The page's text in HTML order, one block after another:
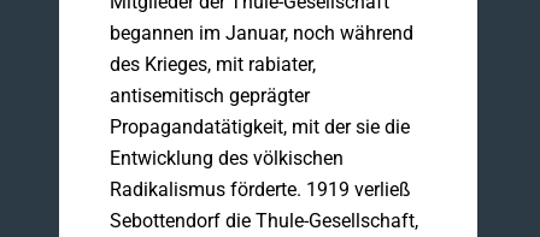
begannen im Januar, noch während
des Krieges, mit rabiater,
antisemitisch geprägter
Propagandatätigkeit, mit der sie die
Entwicklung des völkischen
Radikalismus förderte. 1919 verließ
Sebottendorf die Thule-Gesellschaft,